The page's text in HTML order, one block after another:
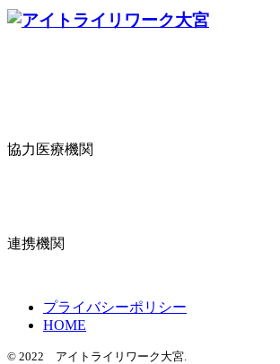
協力医療機関
連携機関
プライバシーポリシー
HOME
© 2022 アイトライリワーク大宮.